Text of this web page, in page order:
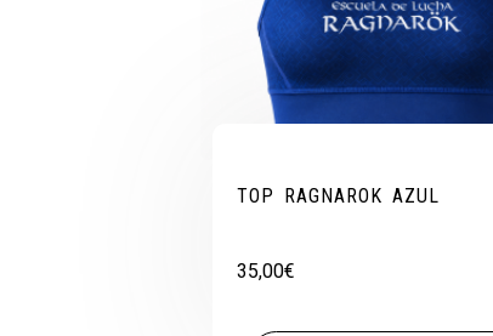
TOP RAGNAROK AZUL
35,00€